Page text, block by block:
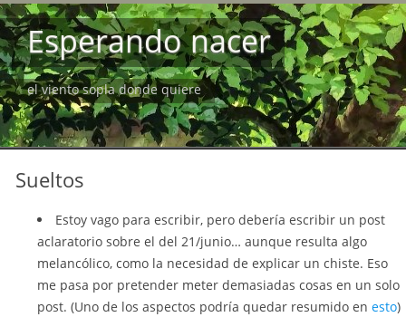
Esperando nacer
el viento sopla donde quiere
Sueltos
Estoy vago para escribir, pero debería escribir un post
aclaratorio sobre el del 21/junio… aunque resulta algo
melancólico, como la necesidad de explicar un chiste. Eso
me pasa por pretender meter demasiadas cosas en un solo
post. (Uno de los aspectos podría quedar resumido en esto)